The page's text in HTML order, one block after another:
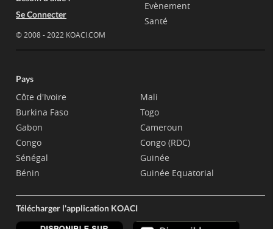
Se Connecter
© 2008 - 2022 KOACI.COM
Evènement
Santé
Pays
Côte d'Ivoire
Burkina Faso
Gabon
Congo
Sénégal
Bénin
Mali
Togo
Cameroun
Congo (RDC)
Guinée
Guinée Equatorial
Télécharger l'application KOACI